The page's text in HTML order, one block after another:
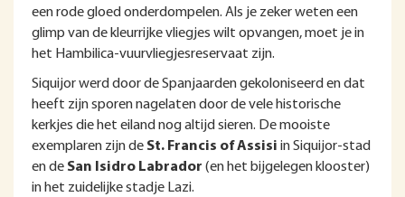
een rode gloed onderdompelen. Als je zeker weten een
glimp van de kleurrijke vliegjes wilt opvangen, moet je in
het Hambilica-vuurvliegjesreservaat zijn.
Siquijor werd door de Spanjaarden gekoloniseerd en dat
heeft zijn sporen nagelaten door de vele historische
kerkjes die het eiland nog altijd sieren. De mooiste
exemplaren zijn de St. Francis of Assisi in Siquijor-stad
en de San Isidro Labrador (en het bijgelegen klooster)
in het zuidelijke stadje Lazi.